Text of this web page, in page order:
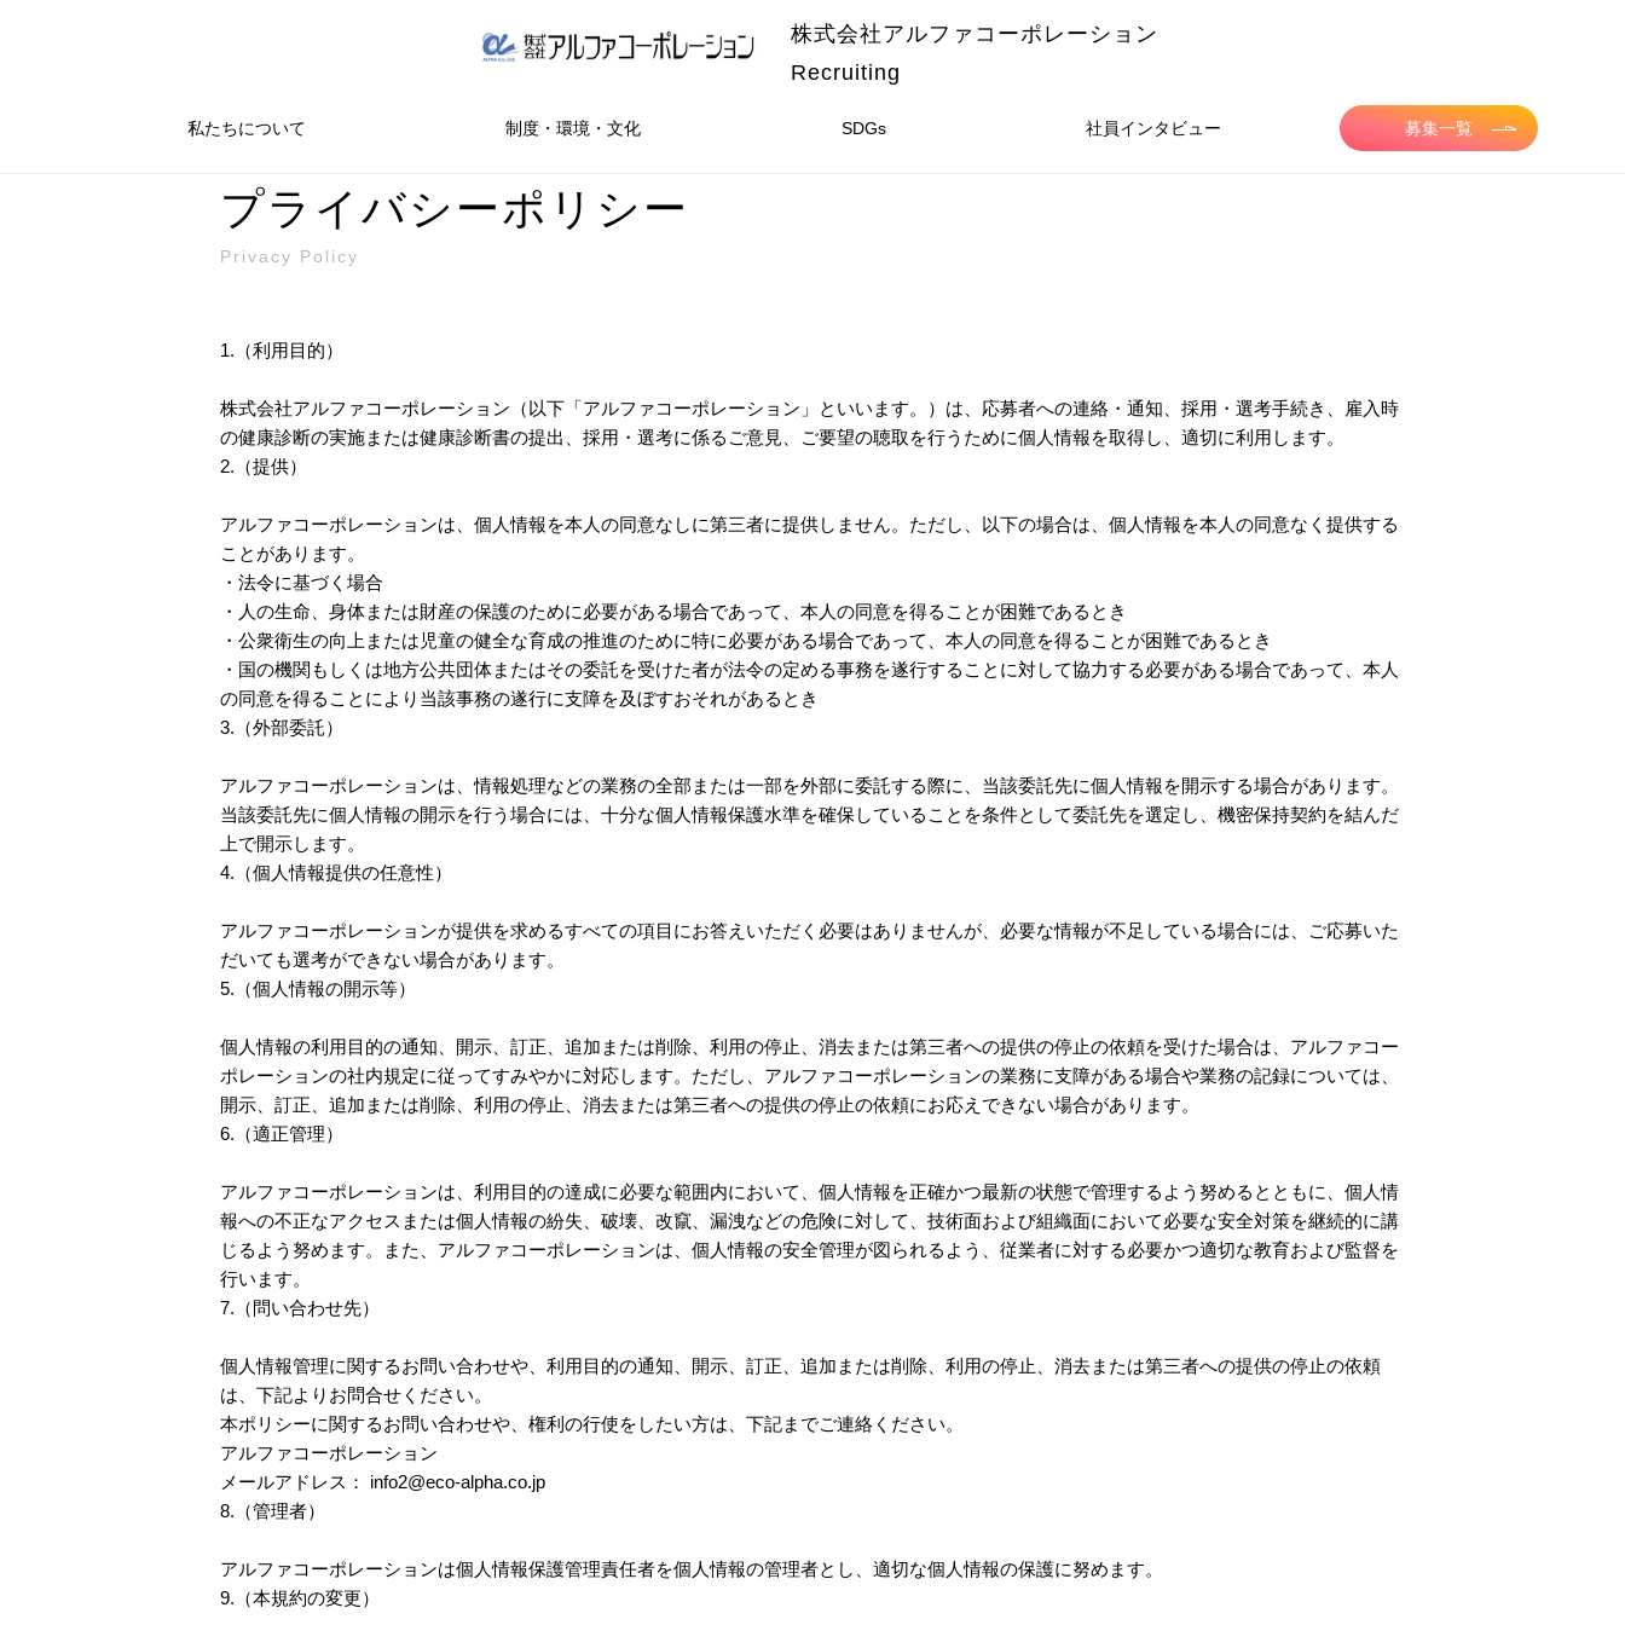
株式会社アルファコーポレーション
Recruiting
私たちについて 制度・環境・文化 SDGs 社員インタビュー 募集一覧
プライバシーポリシー
Privacy Policy
1.（利用目的）
株式会社アルファコーポレーション（以下「アルファコーポレーション」といいます。）は、応募者への連絡・通知、採用・選考手続き、雇入時
の健康診断の実施または健康診断書の提出、採用・選考に係るご意見、ご要望の聴取を行うために個人情報を取得し、適切に利用します。
2.（提供）
アルファコーポレーションは、個人情報を本人の同意なしに第三者に提供しません。ただし、以下の場合は、個人情報を本人の同意なく提供する
ことがあります。
・法令に基づく場合
・人の生命、身体または財産の保護のために必要がある場合であって、本人の同意を得ることが困難であるとき
・公衆衛生の向上または児童の健全な育成の推進のために特に必要がある場合であって、本人の同意を得ることが困難であるとき
・国の機関もしくは地方公共団体またはその委託を受けた者が法令の定める事務を遂行することに対して協力する必要がある場合であって、本人
の同意を得ることにより当該事務の遂行に支障を及ぼすおそれがあるとき
3.（外部委託）
アルファコーポレーションは、情報処理などの業務の全部または一部を外部に委託する際に、当該委託先に個人情報を開示する場合があります。
当該委託先に個人情報の開示を行う場合には、十分な個人情報保護水準を確保していることを条件として委託先を選定し、機密保持契約を結んだ
上で開示します。
4.（個人情報提供の任意性）
アルファコーポレーションが提供を求めるすべての項目にお答えいただく必要はありませんが、必要な情報が不足している場合には、ご応募いた
だいても選考ができない場合があります。
5.（個人情報の開示等）
個人情報の利用目的の通知、開示、訂正、追加または削除、利用の停止、消去または第三者への提供の停止の依頼を受けた場合は、アルファコー
ポレーションの社内規定に従ってすみやかに対応します。ただし、アルファコーポレーションの業務に支障がある場合や業務の記録については、
開示、訂正、追加または削除、利用の停止、消去または第三者への提供の停止の依頼にお応えできない場合があります。
6.（適正管理）
アルファコーポレーションは、利用目的の達成に必要な範囲内において、個人情報を正確かつ最新の状態で管理するよう努めるとともに、個人情
報への不正なアクセスまたは個人情報の紛失、破壊、改竄、漏洩などの危険に対して、技術面および組織面において必要な安全対策を継続的に講
じるよう努めます。また、アルファコーポレーションは、個人情報の安全管理が図られるよう、従業者に対する必要かつ適切な教育および監督を
行います。
7.（問い合わせ先）
個人情報管理に関するお問い合わせや、利用目的の通知、開示、訂正、追加または削除、利用の停止、消去または第三者への提供の停止の依頼
は、下記よりお問合せください。
本ポリシーに関するお問い合わせや、権利の行使をしたい方は、下記までご連絡ください。
アルファコーポレーション
メールアドレス： info2@eco-alpha.co.jp
8.（管理者）
アルファコーポレーションは個人情報保護管理責任者を個人情報の管理者とし、適切な個人情報の保護に努めます。
9.（本規約の変更）